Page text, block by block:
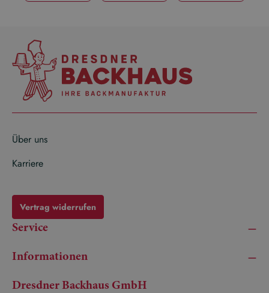
Über uns
Karriere
Vertrag widerrufen
Service
Informationen
Dresdner Backhaus GmbH